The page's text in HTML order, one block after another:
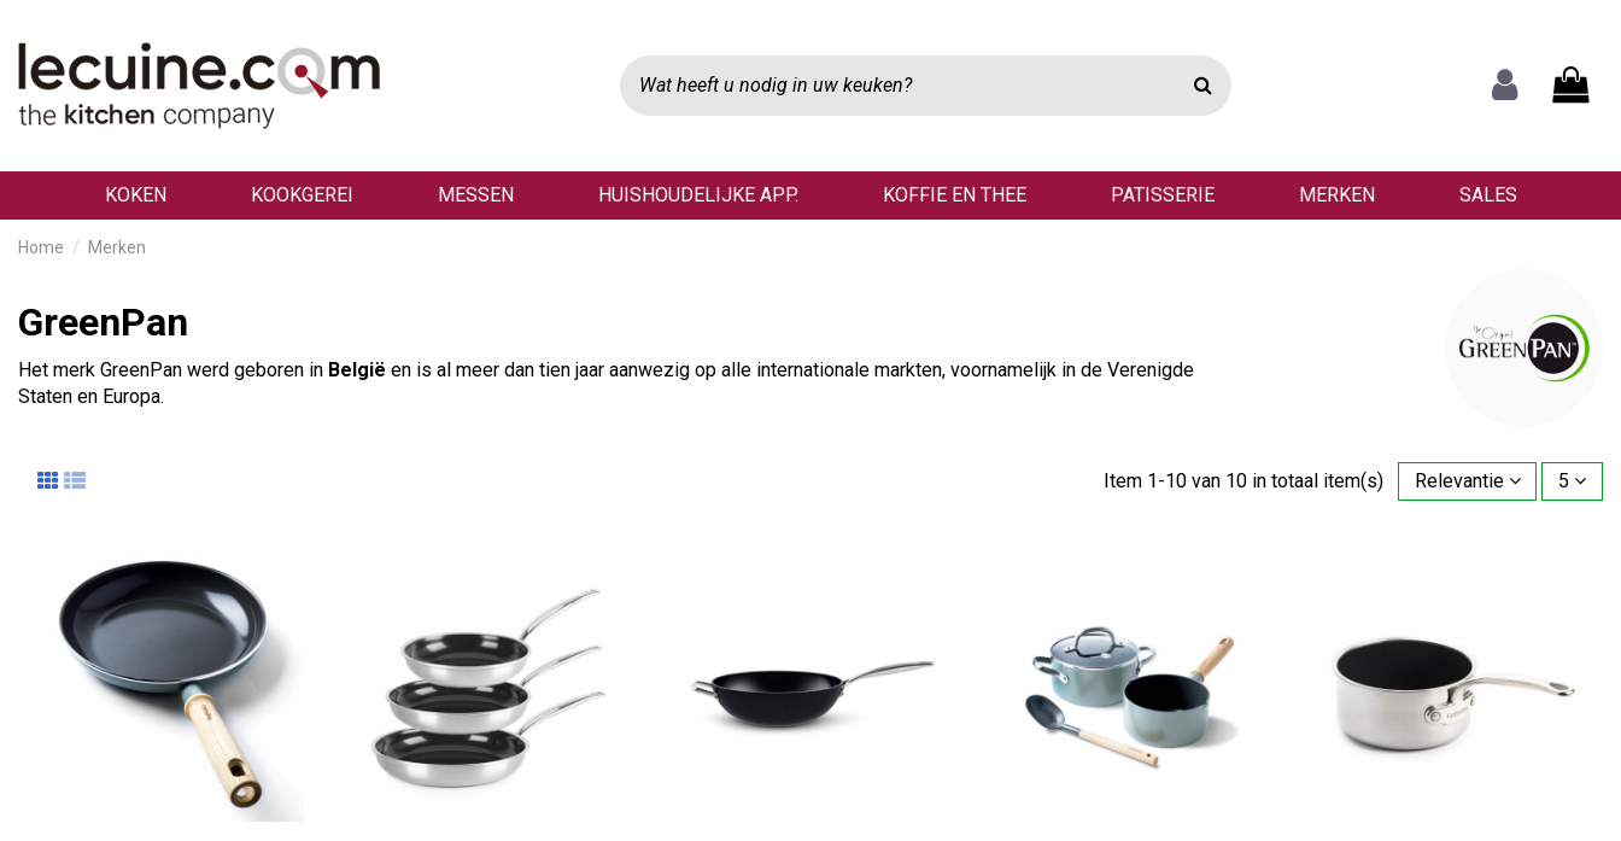
KOKEN KOOKGEREI MESSEN HUISHOUDELIJKE APP. KOFFIE EN THEE PATISSERIE MERKEN SALES
Home Merken
GreenPan
Het merk GreenPan werd geboren in België en is al meer dan tien jaar aanwezig op alle internationale markten, voornamelijk in de Verenigde
Staten en Europa.
Item 1-10 van 10 in totaal item(s) Relevantie 5